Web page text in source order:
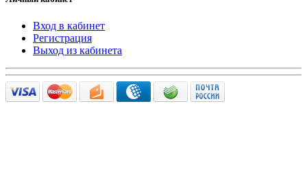
Вход в кабинет
Регистрация
Выход из кабинета